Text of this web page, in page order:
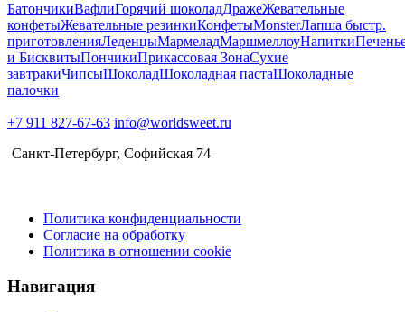
БатончикиВафлиГорячий шоколадДражеЖевательные
конфетыЖевательные резинкиКонфетыMonsterЛапша быстр.
приготовленияЛеденцыМармеладМаршмеллоуНапитки
и БисквитыПончикиПрикассовая ЗонаСухие
завтракиЧипсыШоколадШоколадная пастаШоколадные
палочки
+7 911 827-67-63 info@worldsweet.ru
Санкт-Петербург​, Софийская 74
Политика конфиденциальности
Согласие на обработку
Политика в отношении cookie
Навигация